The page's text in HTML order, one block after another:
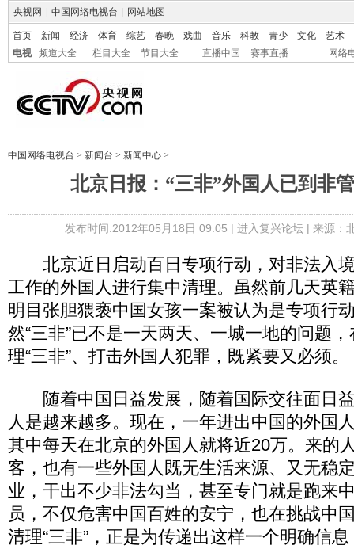
央视网 中国网络电视台 网站地图
首页 新闻 经济 体育 综艺 春晚 戏曲 音乐 科教 青少 文化
艺术
电视
频道大全 栏目大全 节目大全 直播中国 赛事直播 网络
中国网络电视台 > 新闻台 > 新闻中心 >
北京日报：“三非”外国人已到非
发布时间:2012年05月18日 09:05 | 进入复兴论坛| 来源：
北京近日启动百日专项行动，对非法入
工作的外国人进行集中清理。虽然前几天英
明目张胆猥亵中国女孩一案被认为是专项行
然“三非”已不是一天两天、一城一地的问题
理“三非”、打击外国人犯罪，既紧要又必须。
随着中国日益发展，随着国际交往面日
人是越来越多。现在，一年进出中国的外国
其中每天在北京的外国人就将近20万。来的
客，也有一些外国人既无生活来源、又无稳
业，干出不少非法勾当，甚至专门就是跑来
员，不仅危害中国百姓的安宁，也在挑战中
清理“三非”，正是为传递出这样一个明确信